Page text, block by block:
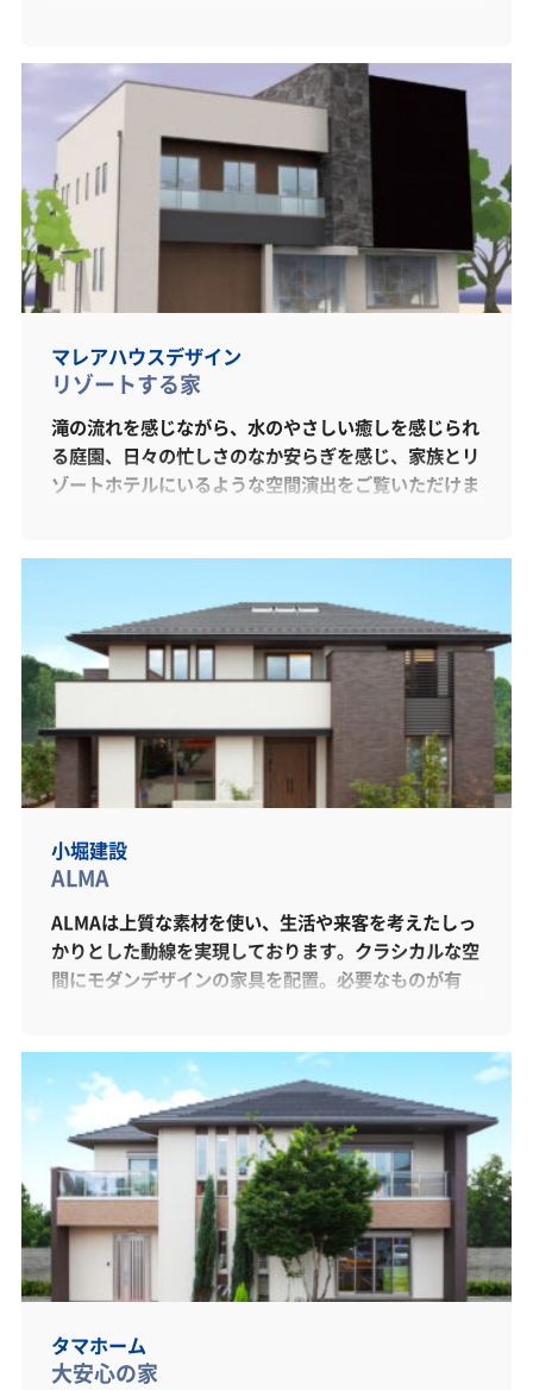
マレアハウスデザイン
リゾートする家
滝の流れを感じながら、水のやさしい癒しを感じられ
る庭園、日々の忙しさのなか安らぎを感じ、家族とリ
ゾートホテルにいるような空間演出をご覧いただけま
小堀建設
ALMA
ALMAは上質な素材を使い、生活や来客を考えたしっ
かりとした動線を実現しております。クラシカルな空
間にモダンデザインの家具を配置。必要なものが有
タマホーム
大安心の家